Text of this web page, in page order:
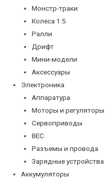
Монстр-траки
Колеса 1:5
Ралли
Дрифт
Мини-модели
Аксессуары
Электроника
Аппаратура
Моторы и регуляторы
Сервоприводы
BEC
Разъемы и провода
Зарядные устройства
Аккумуляторы